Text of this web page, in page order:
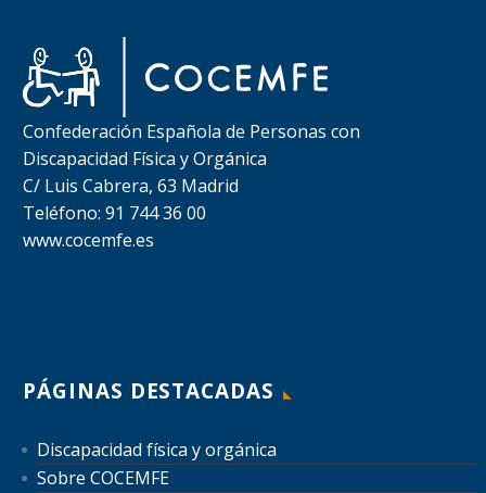
Confederación Española de Personas con
Discapacidad Física y Orgánica
C/ Luis Cabrera, 63 Madrid
Teléfono: 91 744 36 00
www.cocemfe.es
PÁGINAS DESTACADAS
Discapacidad física y orgánica
Sobre COCEMFE